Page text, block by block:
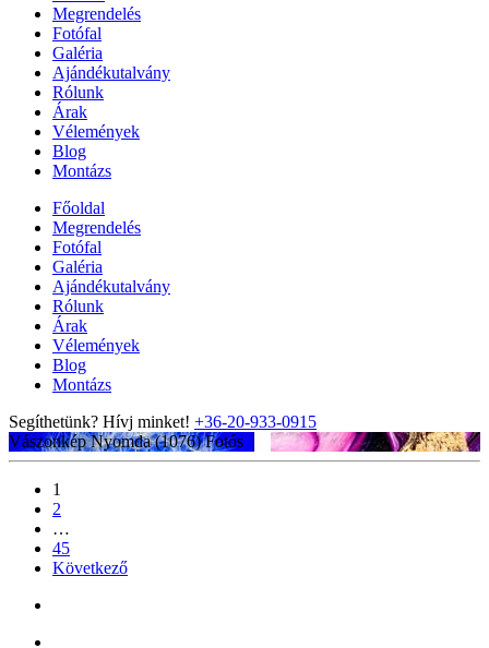
Megrendelés
Fotófal
Galéria
Ajándékutalvány
Rólunk
Árak
Vélemények
Blog
Montázs
Főoldal
Megrendelés
Fotófal
Galéria
Ajándékutalvány
Rólunk
Árak
Vélemények
Blog
Montázs
Segíthetünk? Hívj minket! +36-20-933-0915
Vászonkép Nyomda (1076)Fotós
1
2
…
45
Következő